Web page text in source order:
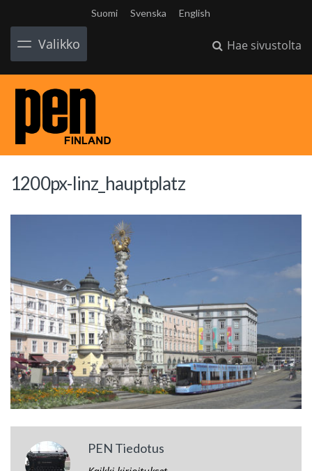
Suomi Svenska English
Valikko Hae sivustolta
1200px-linz_hauptplatz
PEN Tiedotus